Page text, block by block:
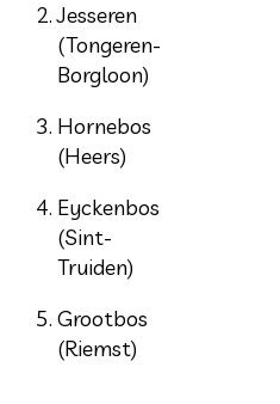
Jesseren
(Tongeren-
Borgloon)
Hornebos
(Heers)
Eyckenbos
(Sint-
Truiden)
Grootbos
(Riemst)